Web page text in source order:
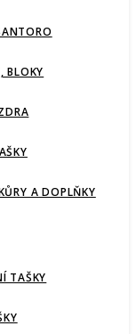
BLOKY
A DOPLŇKY
TAŠKY